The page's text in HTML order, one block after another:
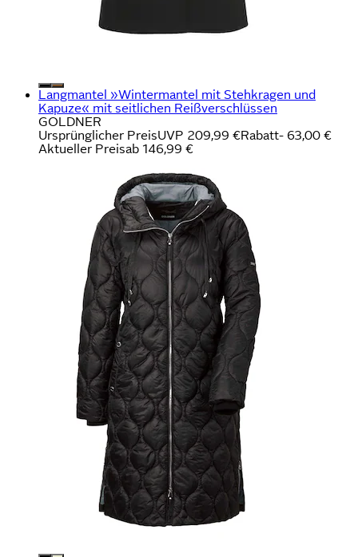
Langmantel »Wintermantel mit Stehkragen und
Kapuze« mit seitlichen Reißverschlüssen
GOLDNER
Ursprünglicher PreisUVP 209,99 €Rabatt- 63,00 €
Aktueller Preisab 146,99 €